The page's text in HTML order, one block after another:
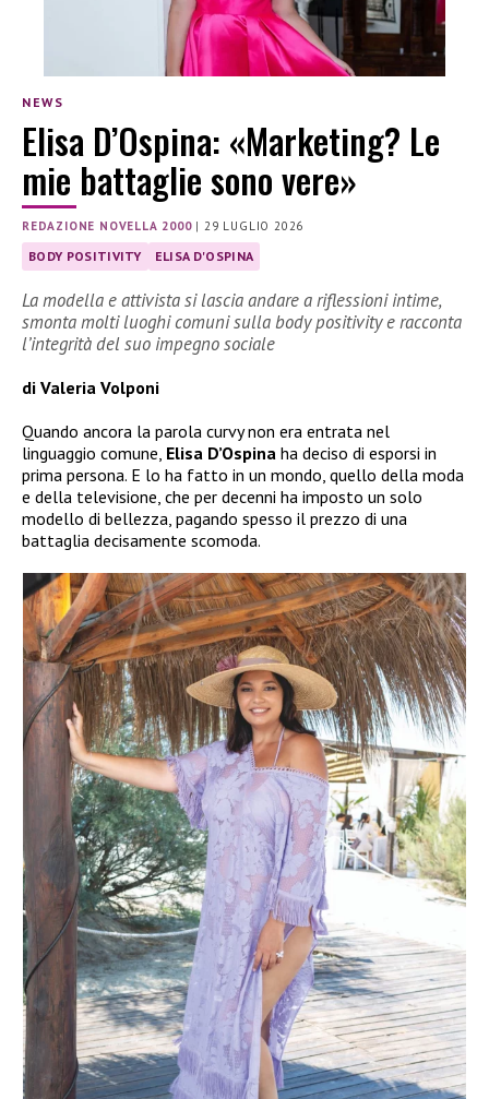
NEWS
Elisa D’Ospina: «Marketing? Le
mie battaglie sono vere»
REDAZIONE NOVELLA 2000| 29 LUGLIO 2026
BODY POSITIVITY ELISA D'OSPINA
La modella e attivista si lascia andare a riflessioni intime,
smonta molti luoghi comuni sulla body positivity e racconta
l’integrità del suo impegno sociale
di Valeria Volponi
Quando ancora la parola curvy non era entrata nel
linguaggio comune, Elisa D’Ospina ha deciso di esporsi in
prima persona. E lo ha fatto in un mondo, quello della moda
e della televisione, che per decenni ha imposto un solo
modello di bellezza, pagando spesso il prezzo di una
battaglia decisamente scomoda.